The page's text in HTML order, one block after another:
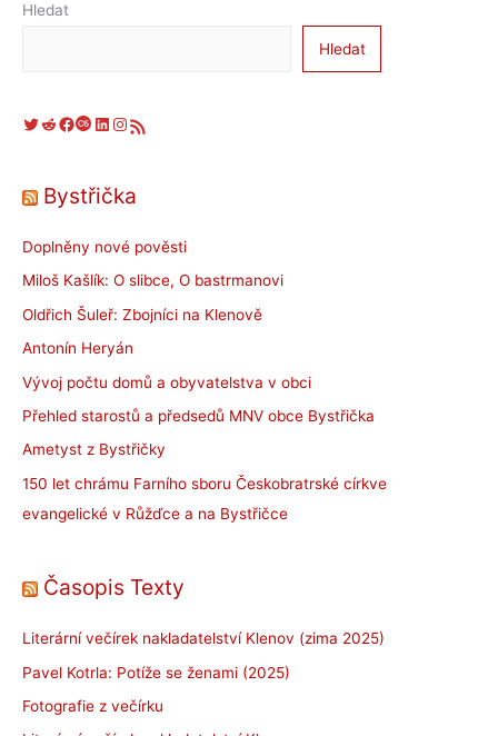
Hledat
Hledat
Twitter Reddit Facebook Last.fm LinkedIn Instagram RSS zdroj
Bystřička
Doplněny nové pověsti
Miloš Kašlík: O slibce, O bastrmanovi
Oldřich Šuleř: Zbojníci na Klenově
Antonín Heryán
Vývoj počtu domů a obyvatelstva v obci
Přehled starostů a předsedů MNV obce Bystřička
Ametyst z Bystřičky
150 let chrámu Farního sboru Českobratrské církve
evangelické v Růžďce a na Bystřičce
Časopis Texty
Literární večírek nakladatelství Klenov (zima 2025)
Pavel Kotrla: Potíže se ženami (2025)
Fotografie z večírku